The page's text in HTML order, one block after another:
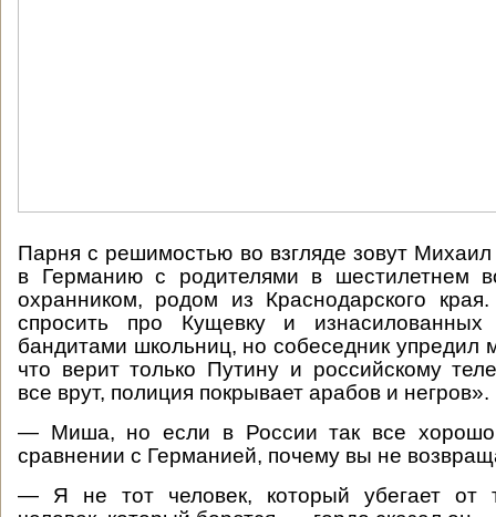
Парня с решимостью во взгляде зовут Михаил
в Германию с родителями в шестилетнем
охранником, родом из Краснодарского
спросить про Кущевку и изнасилованных
бандитами школьниц, но собеседник упредил
что верит только Путину и российскому
все врут, полиция покрывает арабов и негров».
— Миша, но если в России так все
сравнении с Германией, почему вы не
— Я не тот человек, который убегает от